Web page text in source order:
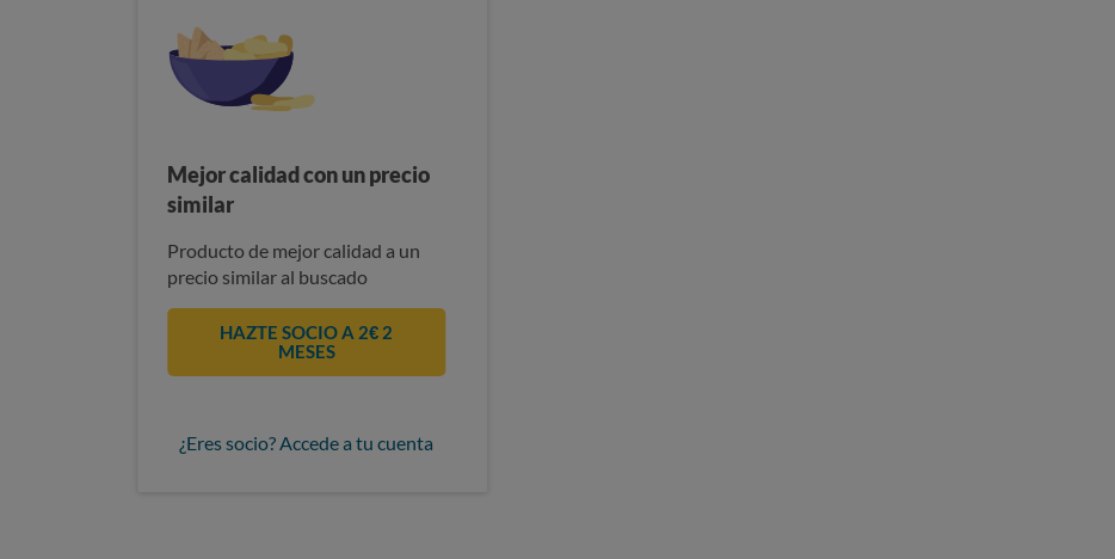
Mejor calidad con un precio
similar
Producto de mejor calidad a un
precio similar al buscado
HAZTE SOCIO A 2€ 2
MESES
¿Eres socio? Accede a tu cuenta